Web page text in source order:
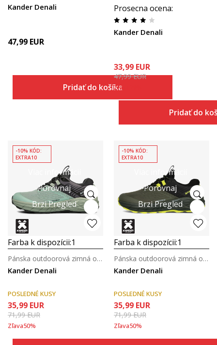
Kander Denali
47,99 EUR
Pridať do košíka
Prosecna ocena:
Kander Denali
33,99 EUR
47,99EUR
Zľava
Pridať do
Viac informácií
Porovnaj
Brzi Pregled
-10% KÓD:
EXTRA10
Farba k dispozícii:1
Kander Denali
Pánska outdoorová zimná obuv
POSLEDNÉ KUSY
35,99 EUR
71,99EUR
Zľava50%
Viac informácií
Porovnaj
Brzi Pregled
-10% KÓD:
EXTRA10
Farba k dispozícii:1
Kander Denali
Pánska outdoorová zimná obuv
POSLEDNÉ KUSY
35,99 EUR
71,99EUR
Zľava50%